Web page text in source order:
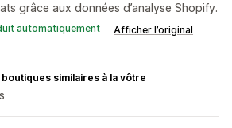
grâce aux données d’analyse Shopify.
automatiquement Afficher l’original
similaires à la vôtre